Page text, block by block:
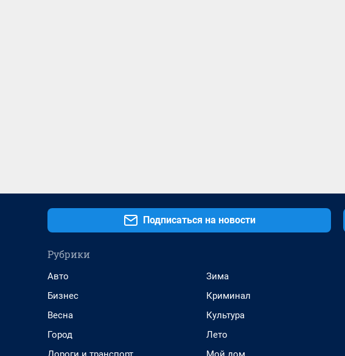
Подписаться на новости
Рубрики
Авто
Бизнес
Весна
Город
Зима
Криминал
Культура
Лето